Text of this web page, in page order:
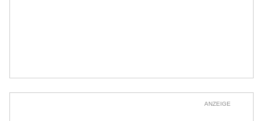
ANZEIGE